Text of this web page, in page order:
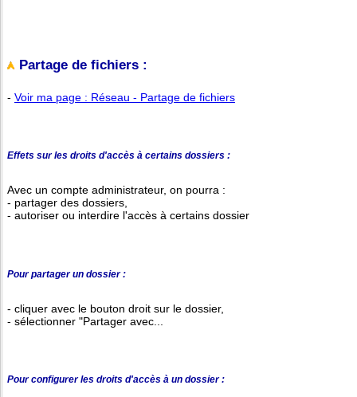
Partage de fichiers :
- Voir ma page : Réseau - Partage de fichiers
Effets sur les droits d'accès à certains dossiers :
Avec un compte administrateur, on pourra :
- partager des dossiers,
- autoriser ou interdire l'accès à certains dossier
Pour partager un dossier :
- cliquer avec le bouton droit sur le dossier,
- sélectionner "Partager avec...
Pour configurer les droits d'accès à un dossier :